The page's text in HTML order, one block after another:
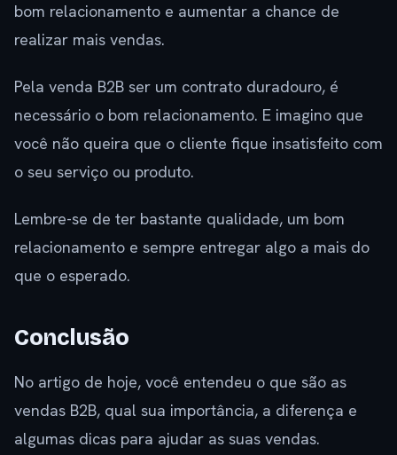
bom relacionamento e aumentar a chance de
realizar mais vendas.
Pela venda B2B ser um contrato duradouro, é
necessário o bom relacionamento. E imagino que
você não queira que o cliente fique insatisfeito com
o seu serviço ou produto.
Lembre-se de ter bastante qualidade, um bom
relacionamento e sempre entregar algo a mais do
que o esperado.
Conclusão
No artigo de hoje, você entendeu o que são as
vendas B2B, qual sua importância, a diferença e
algumas dicas para ajudar as suas vendas.